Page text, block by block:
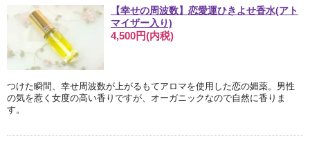
【幸せの周波数】恋愛運ひきよせ香水(アト
マイザー入り)
4,500円(内税)
つけた瞬間、幸せ周波数が上がるもてアロマを使用した恋の媚薬。男性
の気を惹く女度の高い香りですが、オーガニックなので自然に香りま
す。